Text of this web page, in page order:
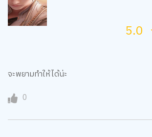
5.0
จะพยามทำให้ได้น่ะ
0